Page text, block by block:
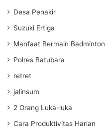
Desa Penakir
Suzuki Ertiga
Manfaat Bermain Badminton
Polres Batubara
retret
jalinsum
2 Orang Luka-luka
Cara Produktivitas Harian